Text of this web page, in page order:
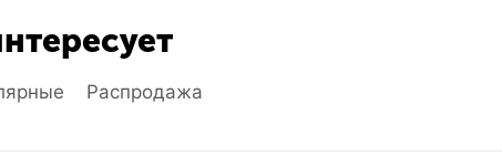
Распродажа